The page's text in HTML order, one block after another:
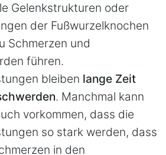
Gelenkstrukturen oder
der Fußwurzelknochen
Schmerzen und
führen.
bleiben lange Zeit
. Manchmal kann
vorkommen, dass die
so stark werden, dass
in den